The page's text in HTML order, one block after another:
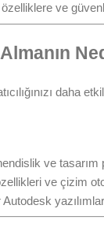
ve
daha
ve tasarım
ve çizim
Autodesk